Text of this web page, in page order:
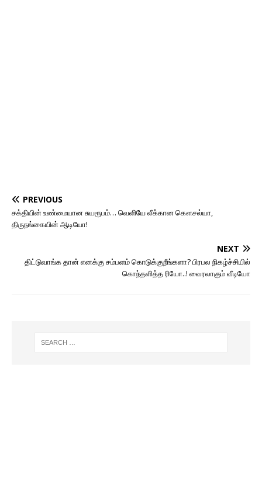
PREVIOUS
சக்தியின் உண்மையான சுயரூபம்… வெளியே லீக்கான கௌசல்யா,
திருநங்கையின் ஆடியோ!
NEXT
திட்டுவாங்க தான் எனக்கு சம்பளம் கொடுக்குறீங்களா? பிரபல நிகழ்ச்சியில்
கொந்தளித்த ரியோ..! வைரலாகும் வீடியோ